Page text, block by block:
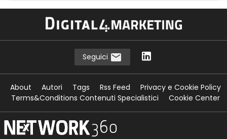
Seguici
About Autori Tags Rss Feed
Privacy e Cookie Policy
Terms&Conditions Contenuti Specialistici
Cookie Center